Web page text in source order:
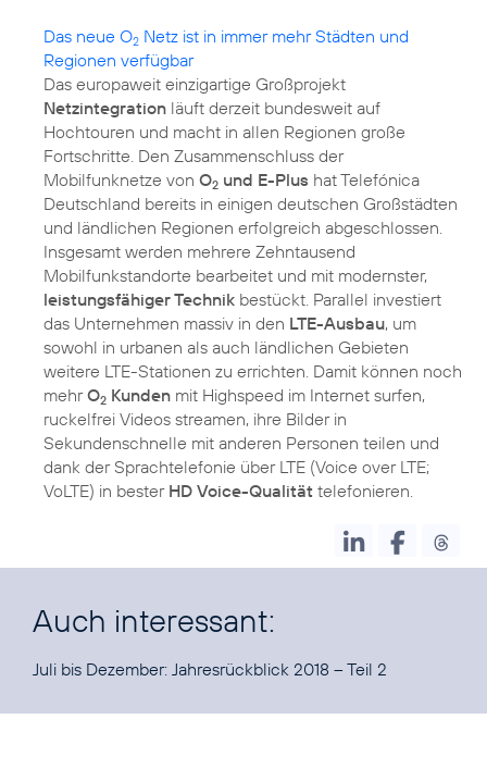
Das neue O2 Netz ist in immer mehr Städten und
Regionen verfügbar
Das europaweit einzigartige Großprojekt
Netzintegration läuft derzeit bundesweit auf
Hochtouren und macht in allen Regionen große
Fortschritte. Den Zusammenschluss der
Mobilfunknetze von O2 und E-Plus hat Telefónica
Deutschland bereits in einigen deutschen Großstädten
und ländlichen Regionen erfolgreich abgeschlossen.
Insgesamt werden mehrere Zehntausend
Mobilfunkstandorte bearbeitet und mit modernster,
leistungsfähiger Technik bestückt. Parallel investiert
das Unternehmen massiv in den LTE-Ausbau, um
sowohl in urbanen als auch ländlichen Gebieten
weitere LTE-Stationen zu errichten. Damit können noch
mehrO2 Kunden mit Highspeed im Internet surfen,
ruckelfrei Videos streamen, ihre Bilder in
Sekundenschnelle mit anderen Personen teilen und
dank der Sprachtelefonie über LTE (Voice over LTE;
VoLTE) in bester HD Voice-Qualität telefonieren.
Auch interessant:
Juli bis Dezember: Jahresrückblick 2018 – Teil 2